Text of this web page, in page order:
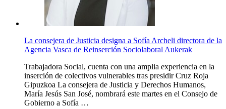
La consejera de Justicia designa a Sofía Archeli directora de la
Agencia Vasca de Reinserción Sociolaboral Aukerak
Trabajadora Social, cuenta con una amplia experiencia en la
inserción de colectivos vulnerables tras presidir Cruz Roja
Gipuzkoa La consejera de Justicia y Derechos Humanos,
María Jesús San José, nombrará este martes en el Consejo de
Gobierno a Sofía …